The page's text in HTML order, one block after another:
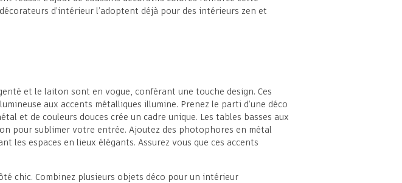
d’intérieur l’adoptent déjà pour des intérieurs zen et
et le laiton sont en vogue, conférant une touche design. Ces
aux accents métalliques illumine. Prenez le parti d’une déco
et de couleurs douces crée un cadre unique. Les tables basses aux
pour sublimer votre entrée. Ajoutez des photophores en métal
les espaces en lieux élégants. Assurez vous que ces accents
chic. Combinez plusieurs objets déco pour un intérieur